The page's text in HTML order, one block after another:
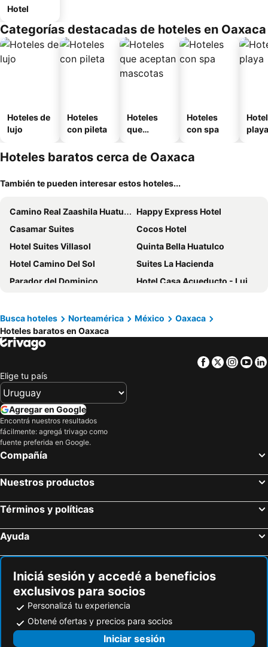
Hotel
Categorías destacadas de hoteles en Oaxaca
Hoteles de
lujo
Hoteles
con pileta
Hoteles
que
mascotas
Hoteles
con spa
playa
Hoteles baratos cerca de Oaxaca
También te pueden interesar estos hoteles...
Camino Real Zaashila Huatulco
Happy Express Hotel
Casamar Suites
Cocos Hotel
Hotel Suites Villasol
Quinta Bella Huatulco
Hotel Camino Del Sol
Suites La Hacienda
Parador del Dominico
Hotel Casa Acueducto - Lujo Cultural
Lo Cósmico
Coral Blue Huatulco All Inclusive
Zipoliteville - HOTEL NUDISTA
Marqués Oaxaca - Hotel
Hotel y Bungalows Acuario
Holiday Inn Huatulco By Ihg
Hotel Casa Conzatti
Hotel Dainzu
Capital O El Nito Posada
Casa Vanora
Suites Bello Xochimilco
Casa Esmeralda Hotel
Sebastian de los milagros
Hotel Los Ciruelos
Busca hoteles Norteamérica México
Oaxaca
Hoteles baratos en Oaxaca
Facebook
Twitter
Elige tu país
Agregar en Google
Encontrá nuestros resultados
fácilmente: agregá trivago como
fuente preferida en Google.
Compañía
Nuestros productos
Términos y políticas
Ayuda
Iniciá sesión y accedé a beneficios
exclusivos para socios
Personalizá tu experiencia
Obtené ofertas y precios para socios
Iniciar sesión